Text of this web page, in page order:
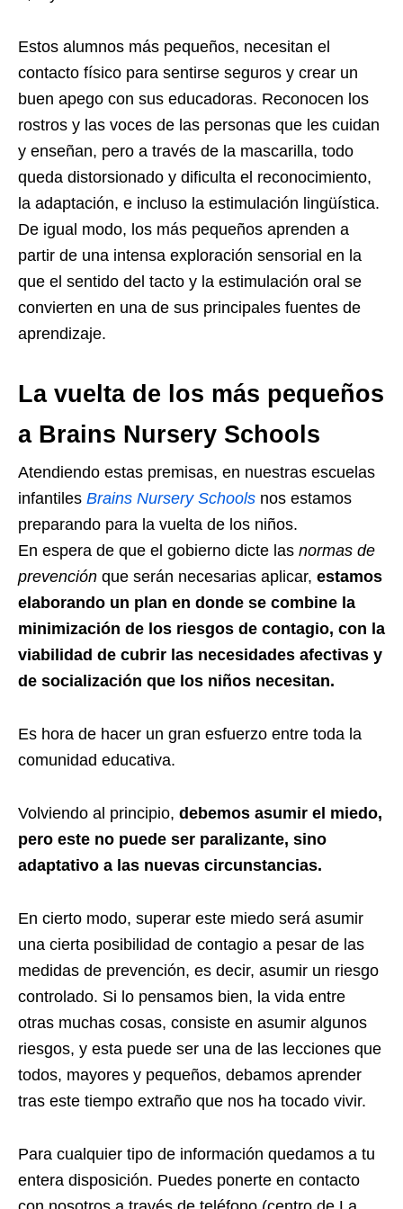
Estos alumnos más pequeños, necesitan el
contacto físico para sentirse seguros y crear un
buen apego con sus educadoras. Reconocen los
rostros y las voces de las personas que les cuidan
y enseñan, pero a través de la mascarilla, todo
queda distorsionado y dificulta el reconocimiento,
la adaptación, e incluso la estimulación lingüística.
De igual modo, los más pequeños aprenden a
partir de una intensa exploración sensorial en la
que el sentido del tacto y la estimulación oral se
convierten en una de sus principales fuentes de
aprendizaje.
La vuelta de los más pequeños
a Brains Nursery Schools
Atendiendo estas premisas, en nuestras escuelas
infantiles Brains Nursery Schools nos estamos
preparando para la vuelta de los niños.
En espera de que el gobierno dicte las normas de
prevención que serán necesarias aplicar, estamos
elaborando un plan en donde se combine la
minimización de los riesgos de contagio, con la
viabilidad de cubrir las necesidades afectivas y
de socialización que los niños necesitan.
Es hora de hacer un gran esfuerzo entre toda la
comunidad educativa.
Volviendo al principio, debemos asumir el miedo,
pero este no puede ser paralizante, sino
adaptativo a las nuevas circunstancias.
En cierto modo, superar este miedo será asumir
una cierta posibilidad de contagio a pesar de las
medidas de prevención, es decir, asumir un riesgo
controlado. Si lo pensamos bien, la vida entre
otras muchas cosas, consiste en asumir algunos
riesgos, y esta puede ser una de las lecciones que
todos, mayores y pequeños, debamos aprender
tras este tiempo extraño que nos ha tocado vivir.
Para cualquier tipo de información quedamos a tu
entera disposición. Puedes ponerte en contacto